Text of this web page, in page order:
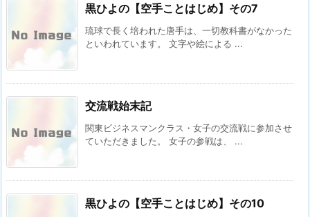
黒ひよの【空手ことはじめ】その7
琉球で長く培われた唐手は、一切教科書がなかった
といわれています。 文字や絵による ...
交流戦始末記
関東ビジネスマンクラス・女子の交流戦に参加させ
ていただきました。 女子の参戦は、 ...
黒ひよの【空手ことはじめ】その10